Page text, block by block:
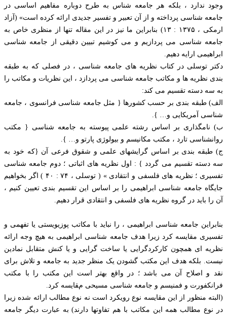
وجود ندارد ، بلکه هر جامعه شناس به طرح دوباره مفاهیم اساسی در
جامعه شناسی پرداخته و از آن تعبیر و تفسیر جدیدی ارائه کرده است» (آزاد
ارمکی ، ۱۳۷۵ : ۱۳) بنابراین ما نیز در این مقاله تنها از منظری خاص به
جامعه شناسی می پردازیم و می کوشیم تبیین دقیقی از جامعه شناسی
ابراهیمی ارایه دهیم.
دکتر توسلی در کتاب نظریه های جامعه شناسی ، در فصلی که به طبقه
بندی نظریه ها و مکاتب جامعه شناسی می پردازد ، این نظریات و مکاتب را
به سه دسته تقسیم می کند:
الف) طبقه بندی بر حسب کشورها { مثل جامعه شناسی فرانسوی ، جامعه
شناسی آمریکایی و… }.
ب) نامگذاری بر اساس رشته علمی پیوسته به جامعه شناسی { مکتب
روانشناسی تارد ، مکتب مکانیسم و بیولوژی پارتو و… }.
ج) طبقه بندی بر اساس گرایشهای علمی و شقوق فرعی آن {که خود به
سه دسته تقسیم می گردد } : اول نظریه های اثباتی ؛ دوم جامعه شناسی
تفسیری ؛ نظریه های فلسفی و انتقادی » ( توسلی ، ۷۴ : ۴۰ ) اگر بخواهیم
جایگاه جامعه شناسی ابراهیمی را بر اساس این تقسیم بندی تعیین کنیم ،
آن را باید در گروه نظریه های فلسفی و انتقادی قرار دهیم.
بنابراین جامعه شناسی ابراهیمی ، را نباید با مکاتب پوزیویستی یا تفهمی و
تفسیری مقایسه کرد زیرا هدف جامعه شناسی ابراهیمی به هیچ وجه ارائه
نظریه ای همچون کارکردگرایی یا ساخت گرایی و یا کنش متقابل نمادین
نیست. بلکه هدف این مکتب گشودن یک منظر جدید به جامعه و تلاش برای
نقد و اصلاح آن می باشد ؛ در واقع بهتر است این مکتب را با مکتب
فرانکفورت و فمنیسم و جامعه شناسی مسیحی مقایسه کرد.
(البته منظور از این مقایسه نوع رویکرد است نه نوع مطالب ارائه شده زیرا
در نوع مطالب همه این مکاتب با هم تفاوتها دارند) به عبارت دیگر جامعه